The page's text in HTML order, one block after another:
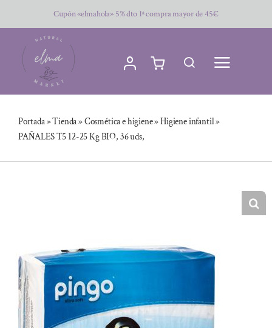
al
contenido
Cupón «elmahola» 5% dto 1ª compra mayor de 45€
Portada»Tienda»Cosmética e higiene»Higiene infantil»
PAÑALES T5 12-25 Kg BIO, 36 uds,